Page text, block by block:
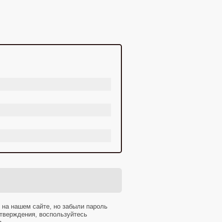
нашем сайте, но забыли пароль
воспользуйтесь